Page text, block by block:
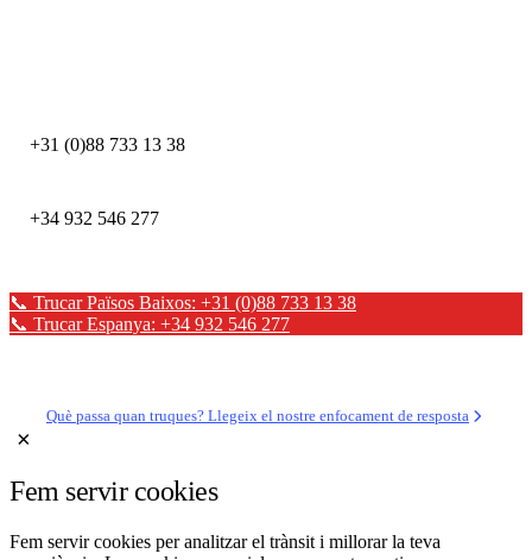
+31 (0)88 733 13 38
+34 932 546 277
📞 Trucar Països Baixos: +31 (0)88 733 13 38
📞 Trucar Espanya: +34 932 546 277
Què passa quan truques? Llegeix el nostre enfocament de resposta
×
Fem servir cookies
Fem servir cookies per analitzar el trànsit i millorar la teva